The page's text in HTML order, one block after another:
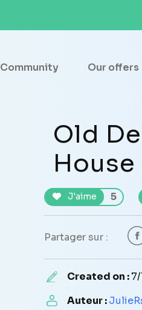
Community Our offers
Old
J'aime 5
Partager sur :
Created on :
Auteur :